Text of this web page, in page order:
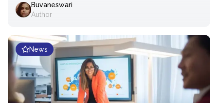
Buvaneswari
Author
News